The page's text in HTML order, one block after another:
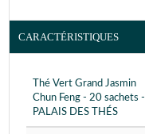
CARACTÉRISTIQUES
Thé Vert Grand Jasmin
Chun Feng - 20 sachets -
PALAIS DES THÉS